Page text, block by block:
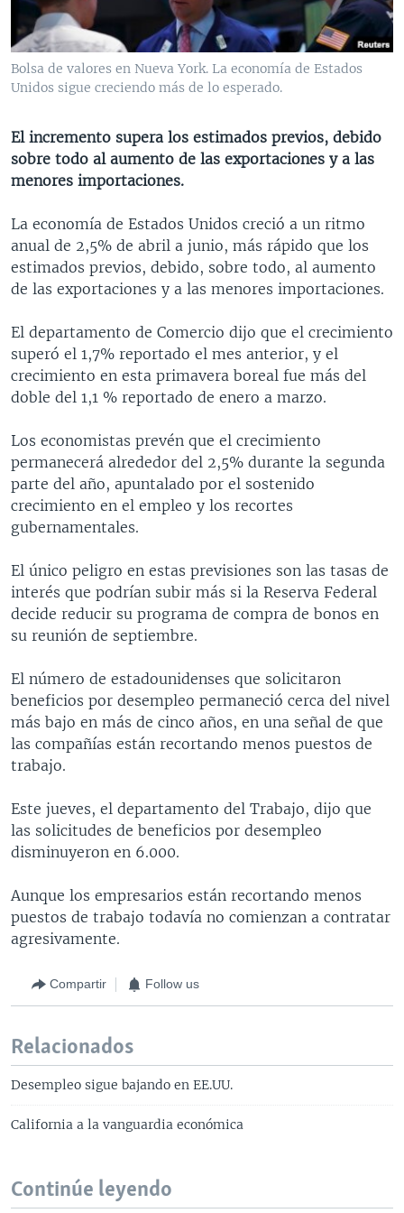
VENEZUELA
BRASIL
NICARAGUA
ECONOMÍA
ENTRETENIMIENTO Y CULTURA
TECNOLOGÍA
CIENCIA Y SALUD
MULTIMEDIA
VIDEOS
FOTOGRAFÍA
PROGRAMAS TV
EL MUNDO AL DÍA
VISIÓN 360
LAS CLAVES
RADIO
AUDIONOTICIAS
BUENOS DÍAS AMÉRICA
EL MUNDO AL DÍA [RADIO]
FORO [RADIO]
NOTA ECONÓMICA
ENTRETENIMIENTO
DOCUMENTALES DE LA VOA
Learning English
SÍGANOS
Idiomas
Bolsa de valores en Nueva York. La economía de Estados
Unidos sigue creciendo más de lo esperado.
El incremento supera los estimados previos, debido
sobre todo al aumento de las exportaciones y a las
menores importaciones.
La economía de Estados Unidos creció a un ritmo
anual de 2,5% de abril a junio, más rápido que los
estimados previos, debido, sobre todo, al aumento
de las exportaciones y a las menores importaciones.
El departamento de Comercio dijo que el crecimiento
superó el 1,7% reportado el mes anterior, y el
crecimiento en esta primavera boreal fue más del
doble del 1,1 % reportado de enero a marzo.
Los economistas prevén que el crecimiento
permanecerá alrededor del 2,5% durante la segunda
parte del año, apuntalado por el sostenido
crecimiento en el empleo y los recortes
gubernamentales.
El único peligro en estas previsiones son las tasas de
interés que podrían subir más si la Reserva Federal
decide reducir su programa de compra de bonos en
su reunión de septiembre.
El número de estadounidenses que solicitaron
beneficios por desempleo permaneció cerca del nivel
más bajo en más de cinco años, en una señal de que
las compañías están recortando menos puestos de
trabajo.
Este jueves, el departamento del Trabajo, dijo que
las solicitudes de beneficios por desempleo
disminuyeron en 6.000.
Aunque los empresarios están recortando menos
puestos de trabajo todavía no comienzan a contratar
agresivamente.
Compartir Follow us
Relacionados
Desempleo sigue bajando en EE.UU.
California a la vanguardia económica
Continúe leyendo